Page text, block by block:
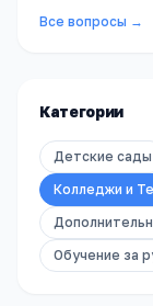
Все вопросы →
Категории
Детские сады
Колледжи и
Обучение за